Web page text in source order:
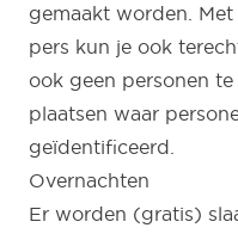
gemaakt worden.
pers kun je ook
ook geen personen
plaatsen waar
geïdentificeerd.
Overnachten
Er worden (gratis)